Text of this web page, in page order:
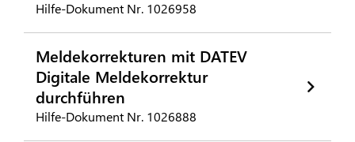
Hilfe-Dokument Nr. 1026958
Meldekorrekturen mit DATEV
Digitale Meldekorrektur
durchführen
Hilfe-Dokument Nr. 1026888